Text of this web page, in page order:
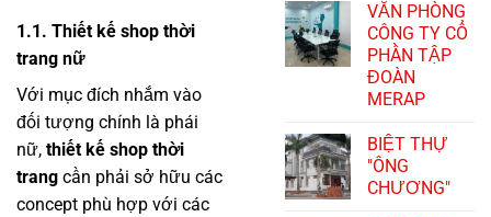
1.1. Thiết kế shop thời
trang nữ
Với mục đích nhắm vào
đối tượng chính là phái
nữ, thiết kế shop thời
trang cần phải sở hữu các
concept phù hợp với các
VĂN PHÒNG
CÔNG TY CỔ
PHẦN TẬP
ĐOÀN
MERAP
BIỆT THỰ
"ÔNG
CHƯƠNG"